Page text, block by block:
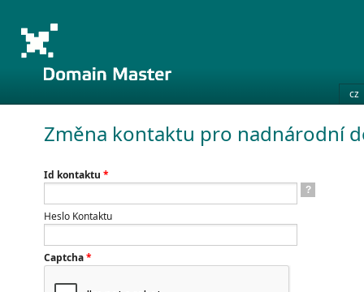
cz
Změna kontaktu pro nadnárodní
Id kontaktu *
?
Heslo Kontaktu
Captcha*